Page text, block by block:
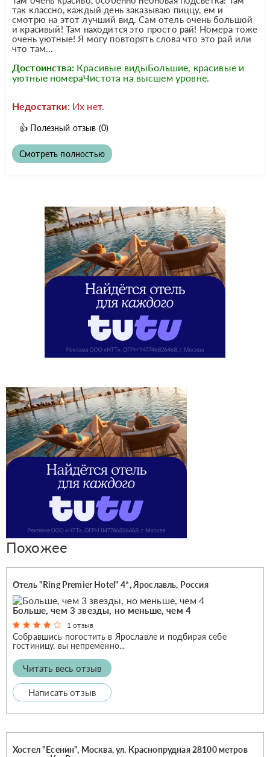
так классно, каждый день заказываю пиццу, ем и
смотрю на этот лучший вид. Сам отель очень большой
и красивый! Там находится это просто рай! Номера тоже
очень уютные! Я могу повторять слова что это рай или
что там...
Достоинства: Красивые видыБольшие, красивые и
уютные номераЧистота на высшем уровне.
Недостатки: Их нет.
👍 Полезный отзыв (0)
Смотреть полностью
Похожее
Отель "Ring Premier Hotel" 4*, Ярославль, Россия
Больше, чем 3 звезды, но меньше, чем 4
1 отзыв
Собравшись погостить в Ярославле и подбирая себе
гостиницу, вы непременно...
Читать весь отзыв
Написать отзыв
Хостел "Есенин", Москва, ул. Краснопрудная 28100 метров